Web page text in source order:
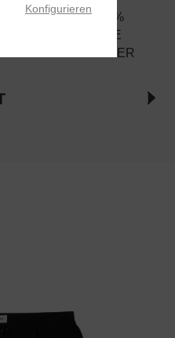
T-SHIRT AUS 100%
(165G SINGLE
ARTWORK AUF DER
Konfigurieren